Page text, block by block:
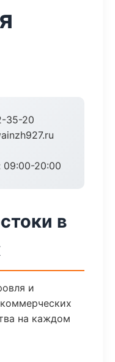
35-20
09:00-20:00
в
и
на каждом